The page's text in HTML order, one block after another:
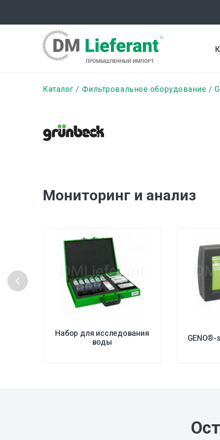
содержанию
Строка
Каталог Фильтровальное оборудование
Мониторинг и анализ
Набор для исследования
воды